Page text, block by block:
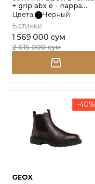
+ grip abx e - nappa
размер 40
Цвета:
Черный
Ботинки
1 569 000 сум
2 615 000 сум
-40%
GEOX